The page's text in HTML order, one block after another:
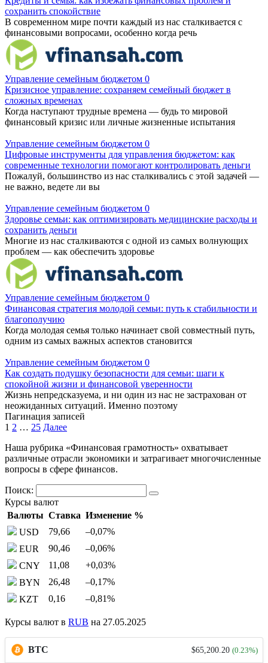
сохранить спокойствие
В современном мире почти каждый из нас сталкивается с
финансовыми вопросами, особенно когда речь
Управление семейным бюджетом 0
Кризисное управление: сохраняем семейный бюджет в
сложных временах
Когда наступают трудные времена — будь то мировой
финансовый кризис или личные жизненные испытания
Управление семейным бюджетом 0
Цифровые инструменты для управления бюджетом: как
современные технологии помогают контролировать деньги
Пожалуй, большинство из нас сталкивались с этой задачей —
не важно, ведете ли вы
Управление семейным бюджетом 0
Здоровье семьи: как оптимизировать медицинские расходы и
сохранить деньги
Многие из нас сталкиваются с одной из самых волнующих
проблем — как обеспечить здоровье
Управление семейным бюджетом 0
Финансовая стратегия молодой семьи: путь к стабильности и
благополучию
Когда молодая семья только начинает свой совместный путь,
одним из самых важных аспектов становится
Управление семейным бюджетом 0
Как создать подушку безопасности для семьи: шаги к
спокойной жизни и финансовой уверенности
Жизнь непредсказуема, и ни один из нас не застрахован от
неожиданных ситуаций. Именно поэтому
Пагинация записей
1 2 … 25 Далее
Наша рубрика «Финансовая грамотность» охватывает
различные отрасли экономики и затрагивает многочисленные
вопросы в сфере финансов.
Поиск:
Курсы валют
Валюты Ставка Изменение %
USD
79,66 –0,07%
EUR
90,46 –0,06%
CNY
11,08 +0,03%
BYN
26,48 –0,17%
KZT
0,16 –0,81%
Курсы валют в RUB на 27.05.2025
BTC $65,200.20 (0.23%)